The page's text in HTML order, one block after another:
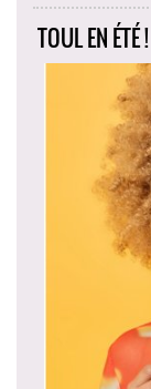
TOUL EN ÉTÉ !